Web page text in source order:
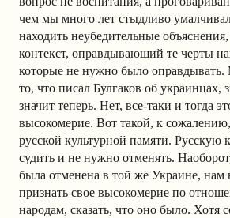
чем мы много лет стыдливо
находить неубедительные
контекст, оправдывающий те черты
которые не нужно было оправдывать.
то, что писал Булгаков об украинцах,
значит теперь. Нет, все-таки и тогда
высокомерие. Вот такой, к
русской культурной памяти. Русскую
судить и не нужно отменять.
была отменена в той же Украине, нам
признать свое высокомерие по
народам, сказать, что оно было. Хотя